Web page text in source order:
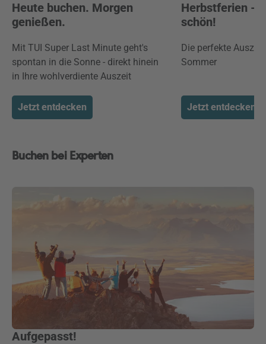
Heute buchen. Morgen
genießen.
Mit TUI Super Last Minute geht's
spontan in die Sonne - direkt hinein
in Ihre wohlverdiente Auszeit
Jetzt entdecken
Herbstferien -
schön!
Die perfekte
Sommer
Jetzt entdecken
Buchen bei Experten
Unmute Loaded:
Progress:
Aufgepasst!